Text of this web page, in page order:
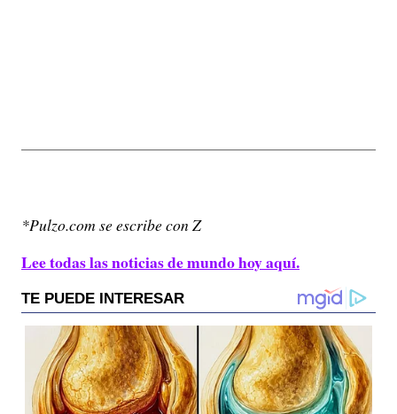
*Pulzo.com se escribe con Z
Lee todas las noticias de mundo hoy aquí.